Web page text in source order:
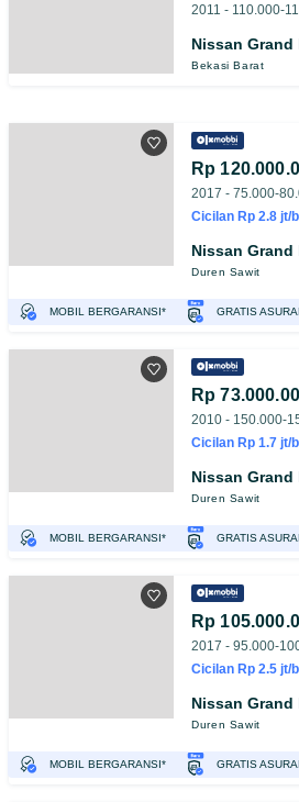
2011 - 110.000-
Nissan Grand
Bekasi Barat
2017 - 75.000-
Cicilan Rp 2.8 jt/
Nissan Grand
Duren Sawit
MOBIL BERGARANSI* GRATIS
PENJUAL TERVERIFIKASI
Rp
2010 - 150.000-
Cicilan Rp 1.7 jt/
Nissan Grand
Duren Sawit
MOBIL BERGARANSI* GRATIS
2017 - 95.000-
Cicilan Rp 2.5 jt/
Nissan Grand
Duren Sawit
MOBIL BERGARANSI* GRATIS